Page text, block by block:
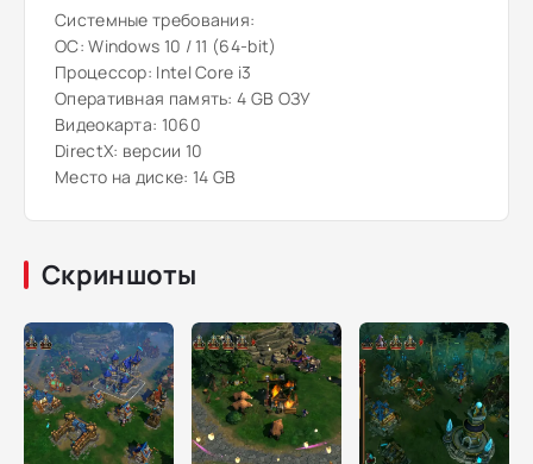
Системные требования:
ОС: Windows 10 / 11 (64-bit)
Процессор: Intel Core i3
Оперативная память: 4 GB ОЗУ
Видеокарта: 1060
DirectX: версии 10
Место на диске: 14 GB
Скриншоты